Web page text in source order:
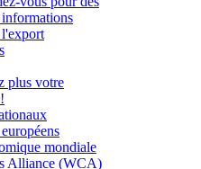
l'export
plus votre
mondiale
Alliance (WCA)